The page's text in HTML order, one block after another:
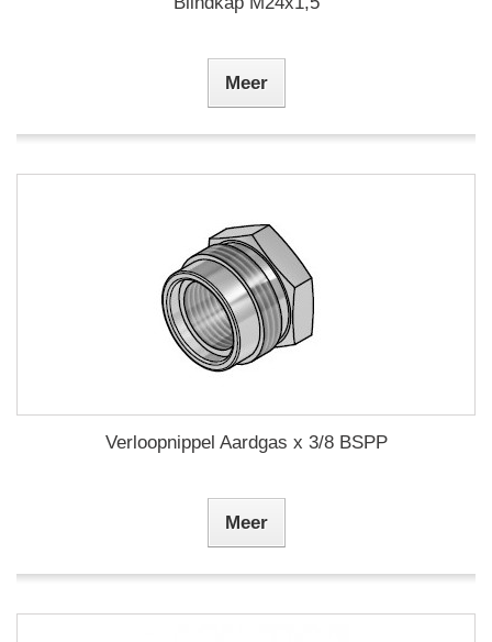
Meer
Verloopnippel Aardgas x 3/8 BSPP
Meer